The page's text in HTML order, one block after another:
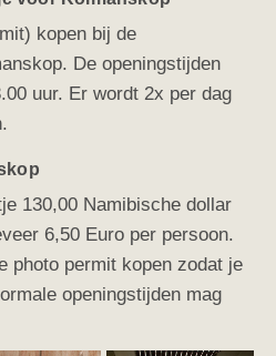
kopen bij de
De openingstijden
uur. Er wordt 2x per dag
130,00 Namibische dollar
6,50 Euro per persoon.
photo permit kopen zodat je
openingstijden mag